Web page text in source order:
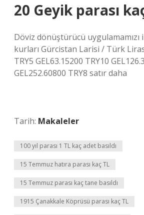
20 Geyik parası
Döviz dönüştürücü uygulamamızı
kurları Gürcistan Larisi / Türk
TRY5 GEL63.15200 TRY10
GEL252.60800 TRY8 satır daha
Tarih: Makaleler
100 yıl parası 1 TL kaç adet basıldı
15 Temmuz hatıra parası kaç TL
15 Temmuz parası kaç tane basıldı
1915 Çanakkale Köprüsü parası kaç TL